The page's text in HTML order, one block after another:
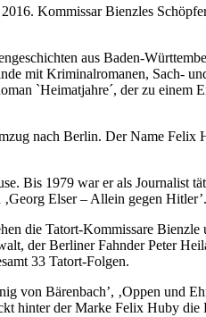
Kommissar Bienzles
aus Baden-
mit Kriminalromanen, Sach-
`Heimatjahre´, der zu einem
nach Berlin. Der Name
Bis 1979 war er als Journalist
‚Georg Elser – Allein gegen Hitler’.
die Tatort-Kommissare
der Berliner Fahnder Peter
33 Tatort-Folgen.
von Bärenbach’, ‚Oppen und
hinter der Marke Felix Huby